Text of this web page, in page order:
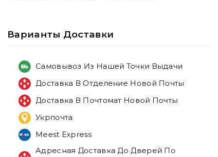
Варианты Доставки
Самовывоз Из Нашей Точки Выдачи
Доставка В Отделение Новой Почты
Доставка В Почтомат Новой Почты
Укрпочта
Meest Express
Адресная Доставка До Дверей По